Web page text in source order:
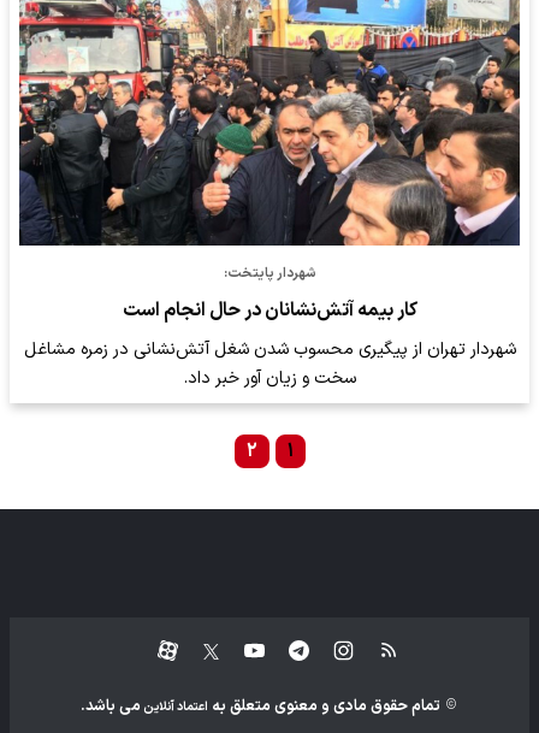
شهردار پایتخت:
کار بیمه آتش‌نشانان در حال انجام است
شهردار تهران از پیگیری محسوب شدن شغل آتش‌نشانی در زمره مشاغل
سخت و زیان آور خبر داد.
۱ ۲
تمام حقوق مادی و معنوی متعلق به اعتماد آنلاین می باشد.